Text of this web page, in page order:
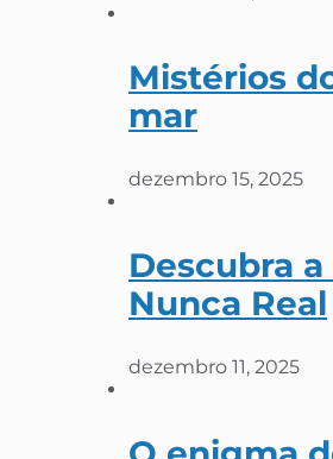
Mistérios
mar
dezembro 15, 2025
Descubra
Nunca Real
dezembro 11, 2025